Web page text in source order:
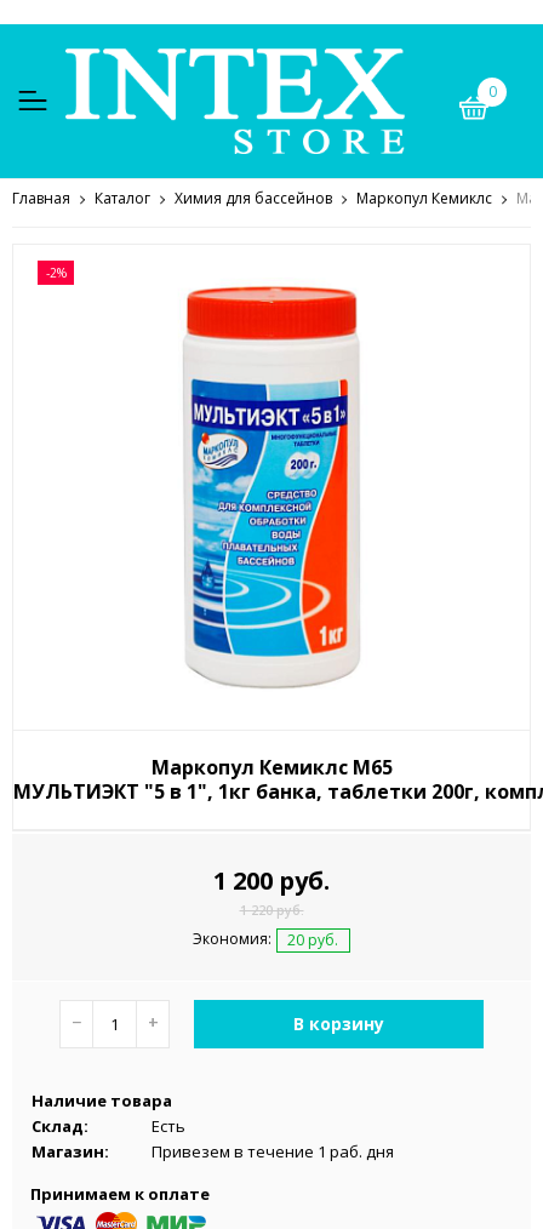
0
Главная Каталог Химия для бассейнов Маркопул Кемиклс
-2%
Маркопул Кемиклс М65
МУЛЬТИЭКТ "5 в 1", 1кг банка, таблетки 200г,
1 200 руб.
1 220 руб.
Экономия: 20 руб.
− + В корзину
Наличие товара
Склад:
Есть
Магазин:
Привезем в течение 1 раб. дня
Принимаем к оплате